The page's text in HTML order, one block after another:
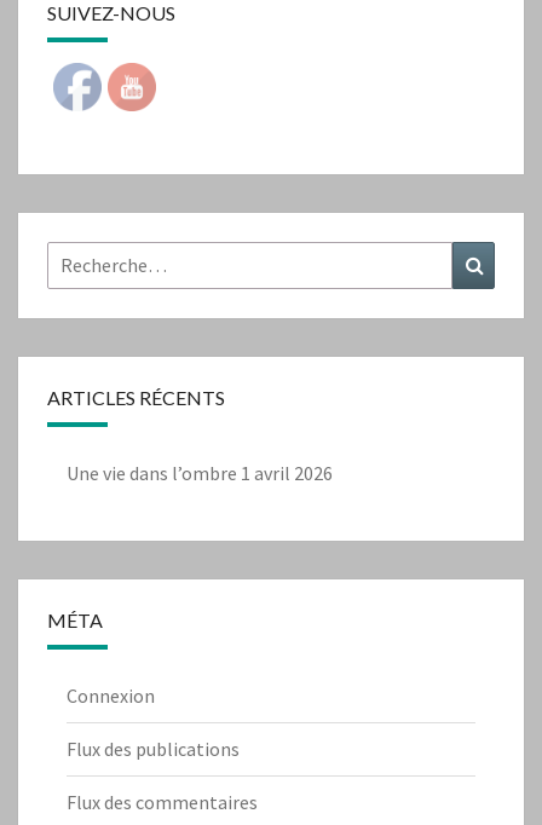
SUIVEZ-NOUS
Rechercher :
ARTICLES RÉCENTS
Une vie dans l’ombre 1 avril 2026
MÉTA
Connexion
Flux des publications
Flux des commentaires